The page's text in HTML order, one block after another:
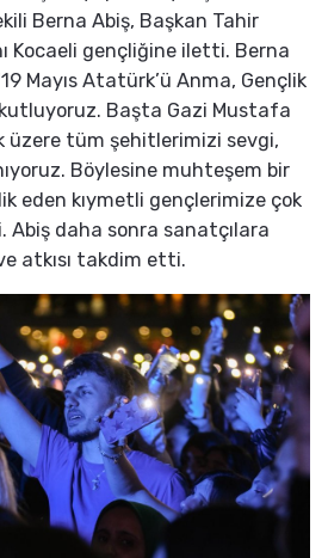
Berna Abiş, Başkan Tahir
Kocaeli gençliğine iletti. Berna
Mayıs Atatürk’ü Anma, Gençlik
kutluyoruz. Başta Gazi Mustafa
üzere tüm şehitlerimizi sevgi,
Böylesine muhteşem bir
eden kıymetli gençlerimize çok
Abiş daha sonra sanatçılara
atkısı takdim etti.